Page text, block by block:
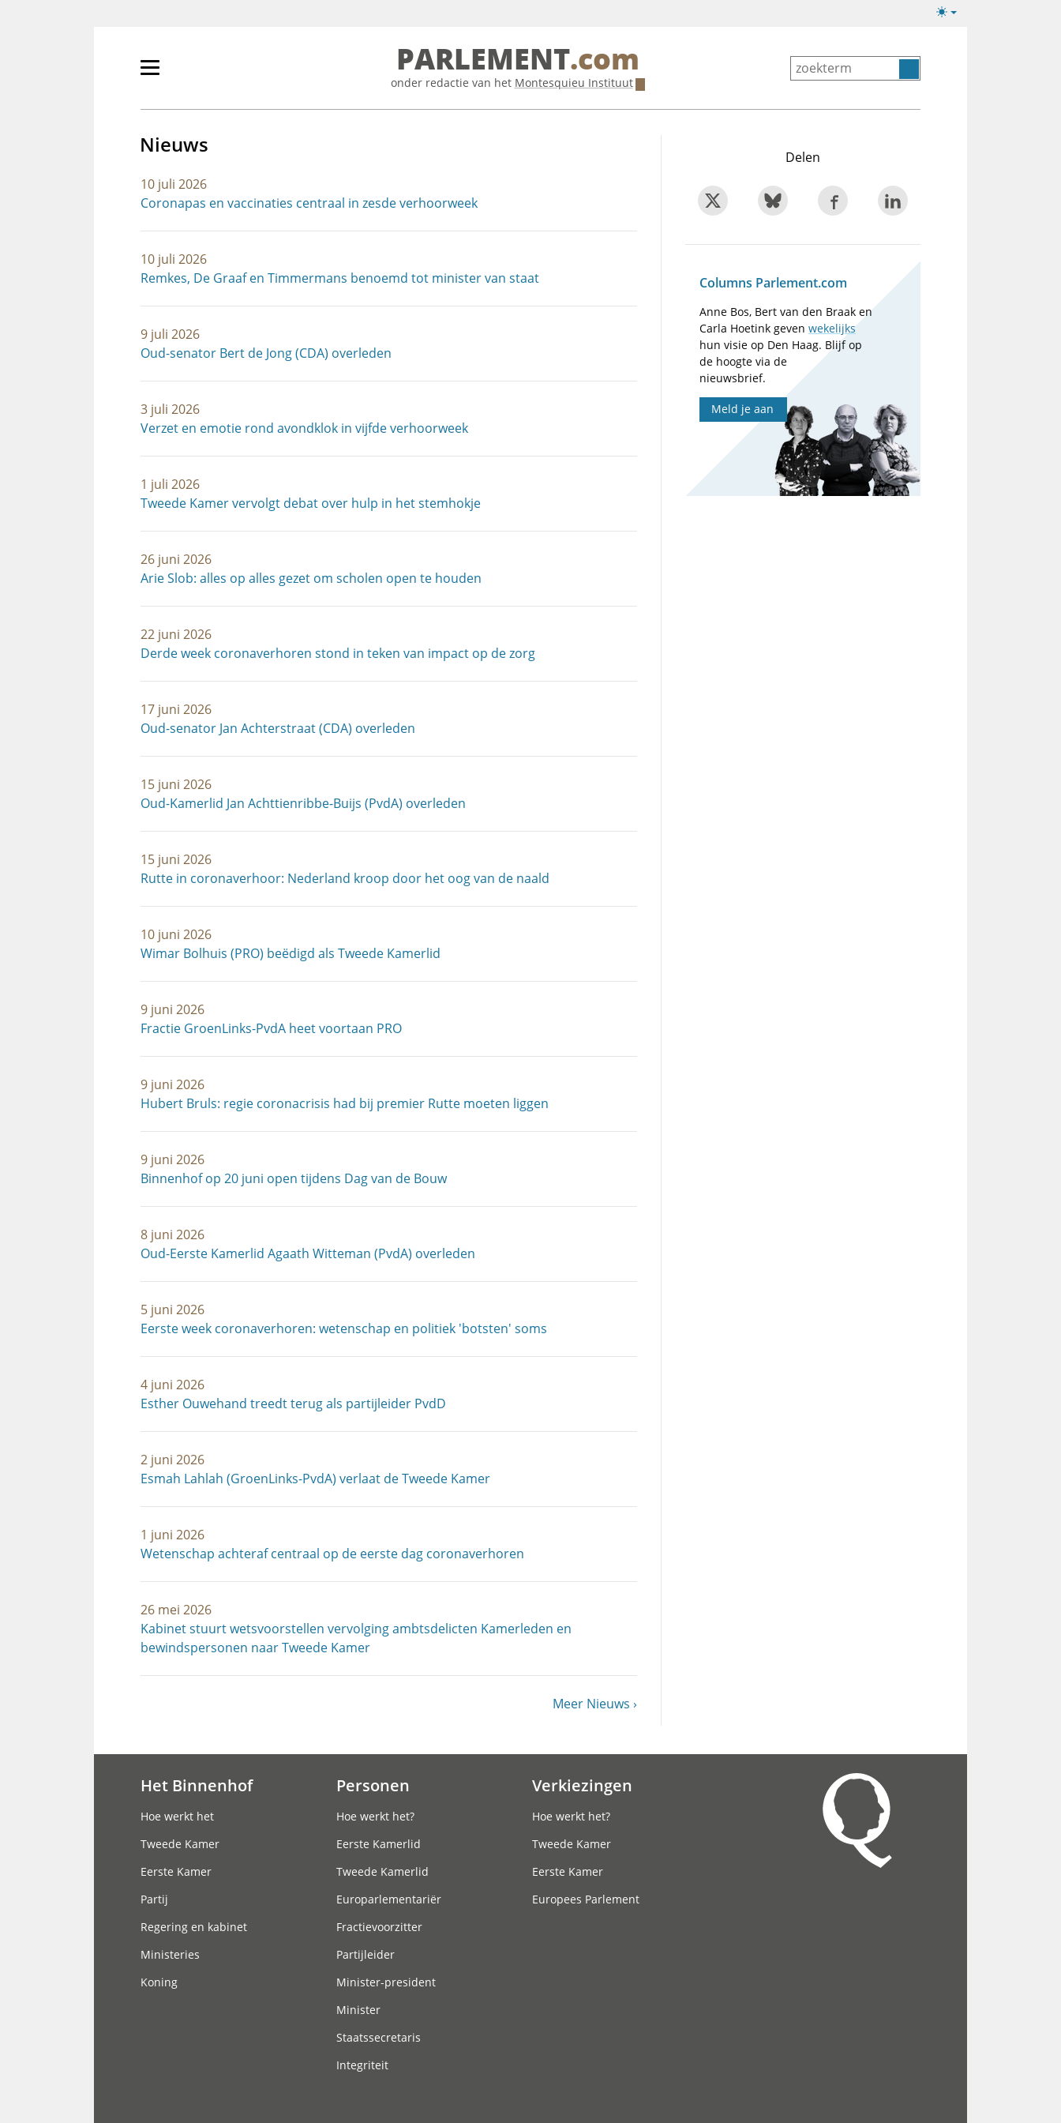
Lichte/donkere
Primair
tonen/verbergen
PARLEMENT.com
onder redactie van het Montesquieu Instituut
Nieuws
10 juli 2026
Coronapas en vaccinaties centraal in zesde verhoorweek
10 juli 2026
Remkes, De Graaf en Timmermans benoemd tot minister van staat
9 juli 2026
Oud-senator Bert de Jong (CDA) overleden
3 juli 2026
Verzet en emotie rond avondklok in vijfde verhoorweek
1 juli 2026
Tweede Kamer vervolgt debat over hulp in het stemhokje
26 juni 2026
Arie Slob: alles op alles gezet om scholen open te houden
22 juni 2026
Derde week coronaverhoren stond in teken van impact op de zorg
17 juni 2026
Oud-senator Jan Achterstraat (CDA) overleden
15 juni 2026
Oud-Kamerlid Jan Achttienribbe-Buijs (PvdA) overleden
15 juni 2026
Rutte in coronaverhoor: Nederland kroop door het oog van de naald
10 juni 2026
Wimar Bolhuis (PRO) beëdigd als Tweede Kamerlid
9 juni 2026
Fractie GroenLinks-PvdA heet voortaan PRO
9 juni 2026
Hubert Bruls: regie coronacrisis had bij premier Rutte moeten liggen
9 juni 2026
Binnenhof op 20 juni open tijdens Dag van de Bouw
8 juni 2026
Oud-Eerste Kamerlid Agaath Witteman (PvdA) overleden
5 juni 2026
Eerste week coronaverhoren: wetenschap en politiek 'botsten' soms
4 juni 2026
Esther Ouwehand treedt terug als partijleider PvdD
2 juni 2026
Esmah Lahlah (GroenLinks-PvdA) verlaat de Tweede Kamer
1 juni 2026
Wetenschap achteraf centraal op de eerste dag coronaverhoren
26 mei 2026
Kabinet stuurt wetsvoorstellen vervolging ambtsdelicten Kamerleden en
bewindspersonen naar Tweede Kamer
Volgende
Meer Nieuws
Delen
Columns Parlement.com
Anne Bos, Bert van den Braak en
Carla Hoetink gevenwekelijks
hun visie op Den Haag. Blijf op
de hoogte via de
nieuwsbrief.
Meld je aan
Het Binnenhof
Hoe werkt het
Tweede Kamer
Eerste Kamer
Partij
Regering en kabinet
Ministeries
Koning
Personen
Hoe werkt het?
Eerste Kamerlid
Tweede Kamerlid
Europarlementariër
Fractievoorzitter
Partijleider
Minister-president
Minister
Staatssecretaris
Integriteit
Verkiezingen
Hoe werkt het?
Tweede Kamer
Eerste Kamer
Europees Parlement